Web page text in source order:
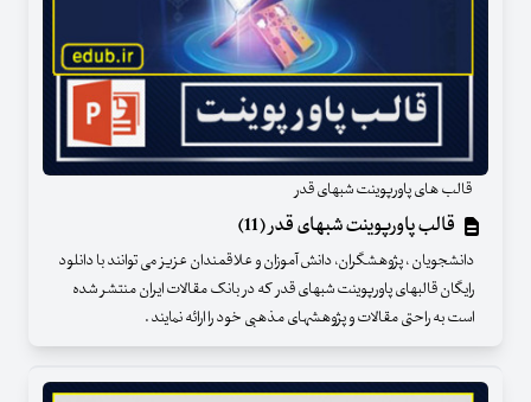
قالب های پاورپوینت شبهای قدر
قالب پاورپوینت شبهای قدر (11)
دانشجویان ، پژوهشگران، دانش آموزان و علاقمندان عزیز می توانند با دانلود
رایگان قالبهای پاورپوینت شبهای قدر که در بانک مقالات ایران منتشر شده
است به راحتی مقالات و پژوهشهای مذهبی خود را ارائه نمایند .